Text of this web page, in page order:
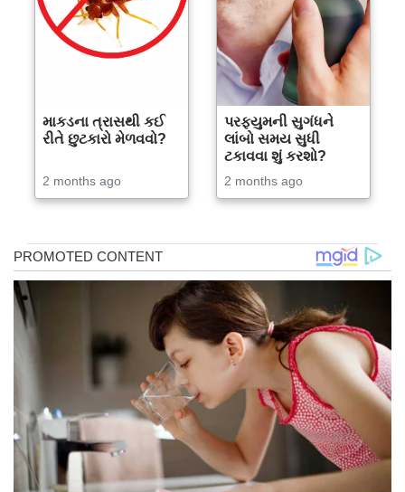
માકડના ત્રાસથી કઈ
રીતે છુટકારો મેળવવો?
2 months ago
પરફ્યુમની સુગંધને
લાંબો સમય સુધી
ટકાવવા શું કરશો?
2 months ago